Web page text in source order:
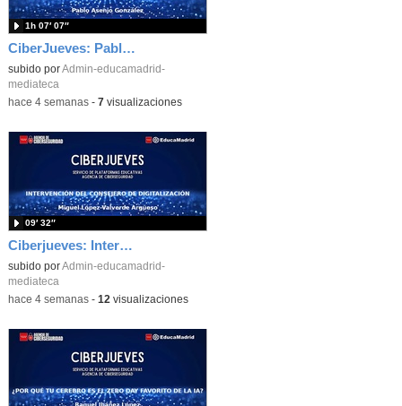
CiberJueves: Pablo Asenjo "n8n aplicado a la ciberseguridad, alertas y cibervigilancia
subido porAdmin-educamadrid-
mediateca
1h 07′ 07″
-hace 4 semanas- 7 visualizaciones
Ciberjueves: Intervención del Consejero de Digitalización
subido porAdmin-educamadrid-
mediateca
09′ 32″
-hace 4 semanas- 12 visualizaciones